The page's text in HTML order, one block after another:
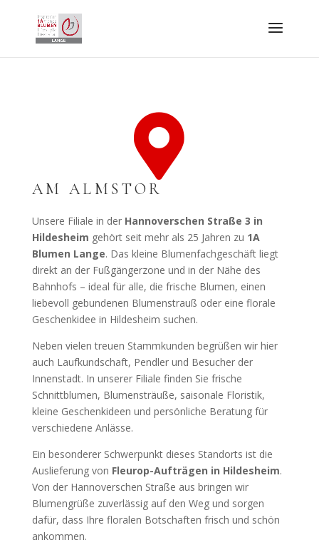

AM ALMSTOR
Unsere Filiale in der Hannoverschen Straße 3 in
Hildesheim gehört seit mehr als 25 Jahren zu 1A
Blumen Lange. Das kleine Blumenfachgeschäft liegt
direkt an der Fußgängerzone und in der Nähe des
Bahnhofs – ideal für alle, die frische Blumen, einen
liebevoll gebundenen Blumenstrauß oder eine florale
Geschenkidee in Hildesheim suchen.
Neben vielen treuen Stammkunden begrüßen wir hier
auch Laufkundschaft, Pendler und Besucher der
Innenstadt. In unserer Filiale finden Sie frische
Schnittblumen, Blumensträuße, saisonale Floristik,
kleine Geschenkideen und persönliche Beratung für
verschiedene Anlässe.
Ein besonderer Schwerpunkt dieses Standorts ist die
Auslieferung von Fleurop-Aufträgen in Hildesheim.
Von der Hannoverschen Straße aus bringen wir
Blumengrüße zuverlässig auf den Weg und sorgen
dafür, dass Ihre floralen Botschaften frisch und schön
ankommen.